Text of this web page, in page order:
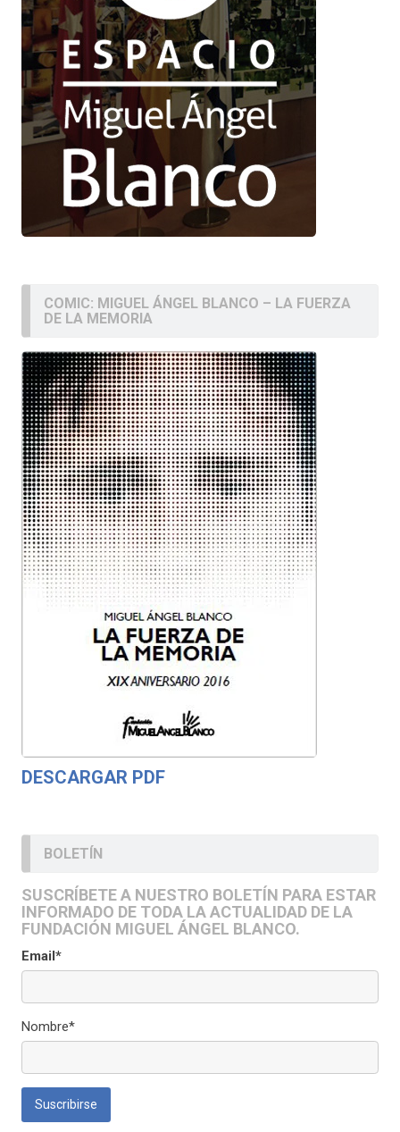
COMIC: MIGUEL ÁNGEL BLANCO – LA FUERZA
DE LA MEMORIA
DESCARGAR PDF
BOLETÍN
SUSCRÍBETE A NUESTRO BOLETÍN PARA ESTAR
INFORMADO DE TODA LA ACTUALIDAD DE LA
FUNDACIÓN MIGUEL ÁNGEL BLANCO.
Email*
Nombre*